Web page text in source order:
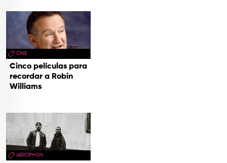
CINE
Cinco películas para
recordar a Robin
Williams
AEROPHON